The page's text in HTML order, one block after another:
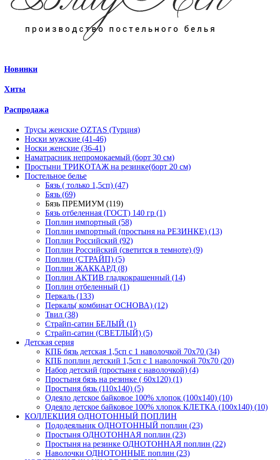
Новинки
Хиты
Распродажа
Трусы женские OZTAS (Турция)
Носки мужские (41-46)
Носки женские (36-41)
Наматрасник непромокаемый (борт 30 см)
Простыни ТРИКОТАЖ на резинке(борт 20 см)
Постельное белье
Бязь ( только 1,5сп) (47)
Бязь (69)
Бязь ПРЕМИУМ (119)
Бязь отбеленная (ГОСТ) 140 гр (1)
Поплин импортный (58)
Поплин импортный (простыня на РЕЗИНКЕ) (13)
Поплин Российский (92)
Поплин Российский (светится в темноте) (9)
Поплин (СТРАЙП) (5)
Поплин ЖАККАРД (8)
Поплин АКТИВ гладкокрашенный (14)
Поплин отбеленный (1)
Перкаль (133)
Перкаль( комбинат ОСНОВА) (12)
Твил (38)
Страйп-сатин БЕЛЫЙ (1)
Страйп-сатин (СВЕТЛЫЙ) (5)
Детская серия
КПБ бязь детская 1,5сп с 1 наволочкой 70х70 (34)
КПБ поплин детский 1,5сп с 1 наволочкой 70х70 (20)
Набор детский (простыня с наволочкой) (4)
Простыня бязь на резинке ( 60х120) (1)
Простыня бязь (110х140) (5)
Одеяло детское байковое 100% хлопок (100х140) (10)
Одеяло детское байковое 100% хлопок КЛЕТКА (100х140) (10)
КОЛЛЕКЦИЯ ОДНОТОННЫЙ ПОПЛИН
Пододеяльник ОДНОТОННЫЙ поплин (23)
Простыня ОДНОТОННАЯ поплин (23)
Простыня на резинке ОДНОТОННАЯ поплин (22)
Наволочки ОДНОТОННЫЕ поплин (23)